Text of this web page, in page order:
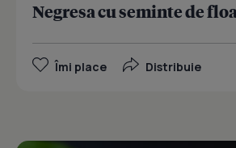
Negresa cu seminte de
Îmi place Distribuie